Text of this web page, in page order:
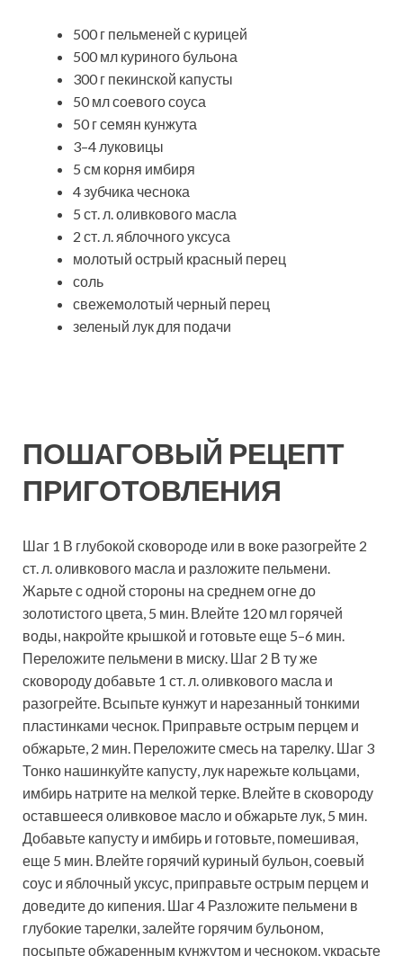
500 г пельменей с курицей
500 мл куриного бульона
300 г пекинской капусты
50 мл соевого соуса
50 г семян кунжута
3–4 луковицы
5 см корня имбиря
4 зубчика чеснока
5 ст. л. оливкового масла
2 ст. л. яблочного уксуса
молотый острый красный перец
соль
свежемолотый черный перец
зеленый лук для подачи
ПОШАГОВЫЙ РЕЦЕПТ
ПРИГОТОВЛЕНИЯ
Шаг 1 В глубокой сковороде или в воке разогрейте 2
ст. л. оливкового масла и разложите пельмени.
Жарьте с одной стороны на среднем огне до
золотистого цвета, 5 мин. Влейте 120 мл горячей
воды, накройте крышкой и готовьте еще 5–6 мин.
Переложите пельмени в миску. Шаг 2 В ту же
сковороду добавьте 1 ст. л. оливкового масла и
разогрейте. Всыпьте кунжут и нарезанный тонкими
пластинками чеснок. Приправьте острым перцем и
обжарьте, 2 мин. Переложите смесь на тарелку. Шаг 3
Тонко нашинкуйте капусту, лук нарежьте кольцами,
имбирь натрите на мелкой терке. Влейте в сковороду
оставшееся оливковое масло и обжарьте лук, 5 мин.
Добавьте капусту и имбирь и готовьте, помешивая,
еще 5 мин. Влейте горячий куриный бульон, соевый
соус и яблочный уксус, приправьте острым перцем и
доведите до кипения. Шаг 4 Разложите пельмени в
глубокие тарелки, залейте горячим бульоном,
посыпьте обжаренным кунжутом и чесноком, украсьте